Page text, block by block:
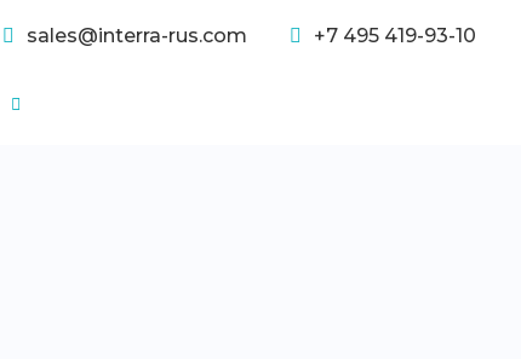
sales@interra-rus.com +7 495 419-93-10